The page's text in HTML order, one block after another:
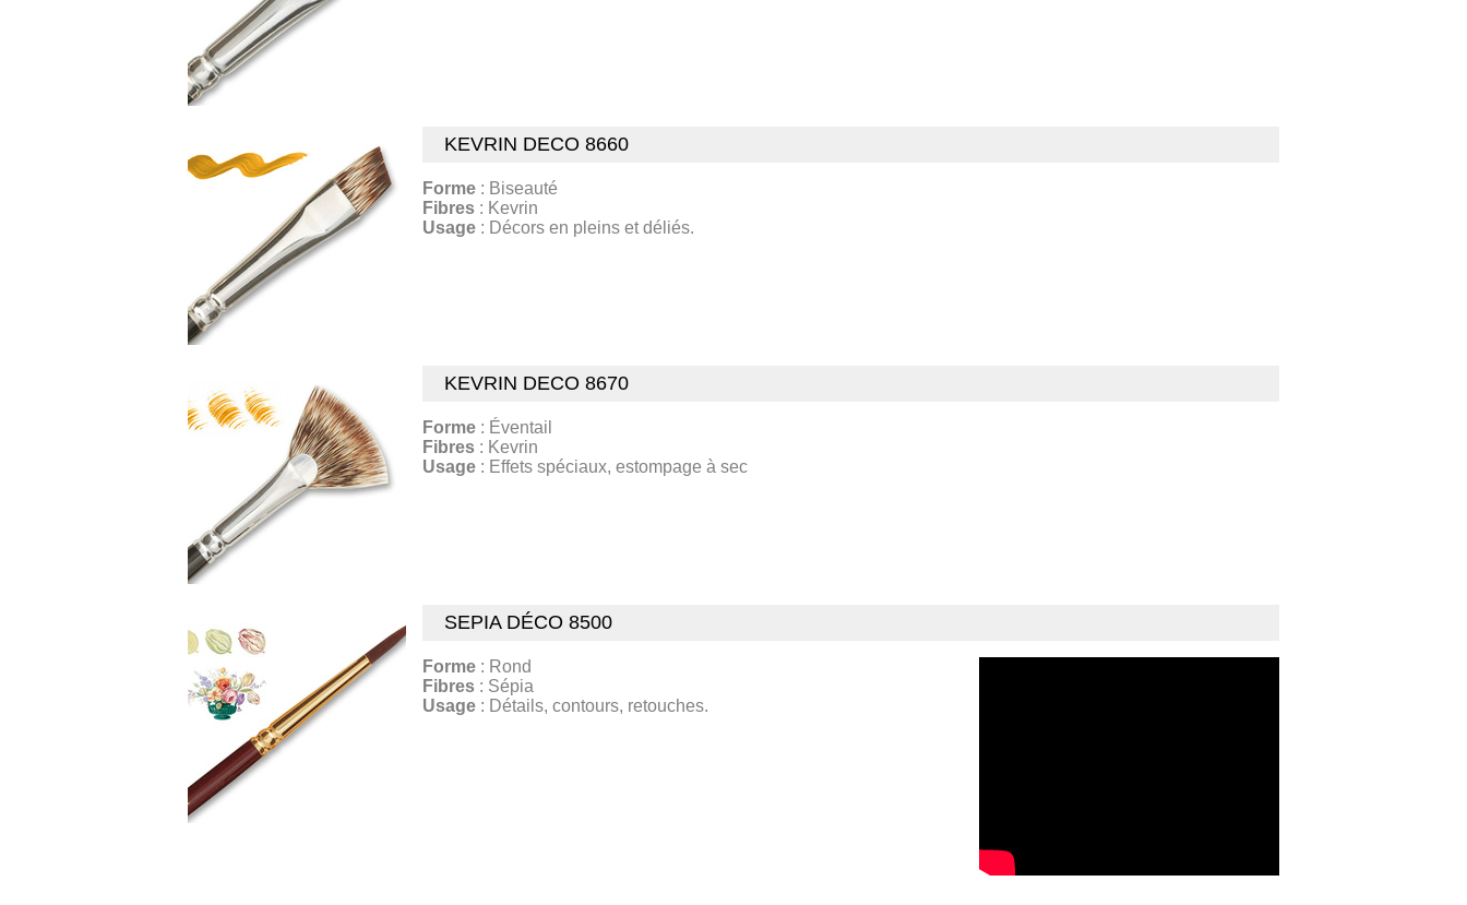
KEVRIN DECO 8660
Forme: Biseauté
Fibres: Kevrin
Usage: Décors en pleins et déliés.
KEVRIN DECO 8670
Forme: Éventail
Fibres: Kevrin
Usage: Effets spéciaux, estompage à sec
SEPIA DÉCO 8500
Forme: Rond
Fibres: Sépia
Usage: Détails, contours, retouches.